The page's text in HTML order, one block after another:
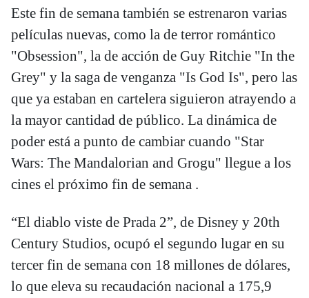
Este fin de semana también se estrenaron varias
películas nuevas, como la de terror romántico
"Obsession", la de acción de Guy Ritchie "In the
Grey" y la saga de venganza "Is God Is", pero las
que ya estaban en cartelera siguieron atrayendo a
la mayor cantidad de público. La dinámica de
poder está a punto de cambiar cuando "Star
Wars: The Mandalorian and Grogu" llegue a los
cines el próximo fin de semana .
“El diablo viste de Prada 2”, de Disney y 20th
Century Studios, ocupó el segundo lugar en su
tercer fin de semana con 18 millones de dólares,
lo que eleva su recaudación nacional a 175,9